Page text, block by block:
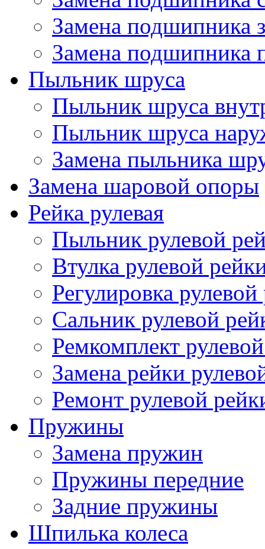
Замена подшипника
Замена подшипника
Пыльник шруса
Пыльник шруса
Пыльник шруса
Замена пыльника
Замена шаровой опоры
Рейка рулевая
Пыльник рулевой
Втулка рулевой
Регулировка
Сальник рулевой
Ремкомплект
Замена рейки
Ремонт рулевой
Пружины
Замена пружин
Пружины передние
Задние пружины
Шпилька колеса